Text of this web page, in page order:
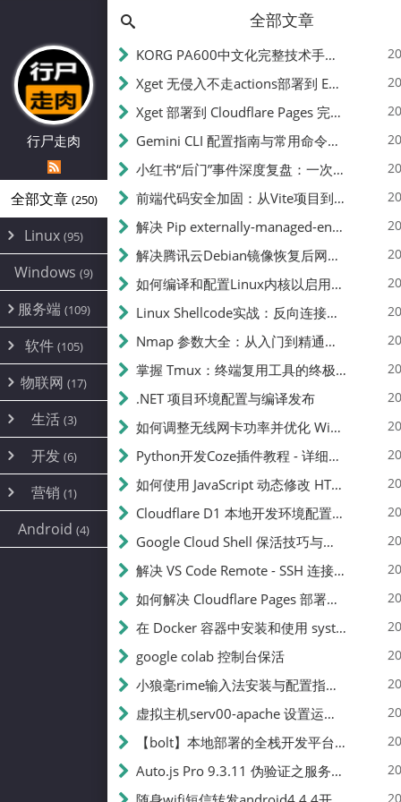
行尸走肉
全部文章 (250)
Linux (95)
Alpine
CentOS(17)
Debian(24)
ProxmoxVE
Ubuntu(7)
Windows (9)
服务端 (109)
环境配置
DD重装(3)
加速优化(34)
面板(12)
容器
游戏 (7)
饥荒(7)
云服务商(4)
WEB源码(6)
建站(5)
软件 (105)
安全(12)
办公(4)
图片 (2)
文件
系统 (35)
AI(10)
物联网 (17)
路由器
随身wifi(1)
mobile(14)
刷机
magisk
生活 (3)
线报
sim卡(1)
开发 (6)
编译
JavaScript(2)
python(2)
营销 (1)
公关(1)
SEO(1)
Android (4)
全部文章
KORG PA600中文化完整技术手册 - 从逆向到实现的全流程指南
Xget 无侵入不走actions部署到 EdgeOne Pages 指南
Xget 部署到 Cloudflare Pages 完整指南 - 无需修改源码的构建配置
Gemini CLI 配置指南与常用命令中文翻译 | API Key、MCP、代理设置
小红书“后门”事件深度复盘：一次沉默危机下的品牌、技术与流程三重考验
前端代码安全加固：从Vite项目到纯静态页面的深度混淆技术备忘
解决 Pip externally-managed-environment 错误：临时与永久绕过方案
解决腾讯云Debian镜像恢复后网络不通问题
如何编译和配置Linux内核以启用BBR2 | 内核编译教程
Linux Shellcode实战：反向连接、持久化、免杀技术详解（MSF,Cobalt Strike）- 从原理到C加载器实现
Nmap 参数大全：从入门到精通，掌握网络扫描的核心技巧
掌握 Tmux：终端复用工具的终极指南
.NET 项目环境配置与编译发布
如何调整无线网卡功率并优化 Wifite 的功率设置
Python开发Coze插件教程 - 详细步骤与注意事项
如何使用 JavaScript 动态修改 HTML 中的权限文本 | 前端开发教程
Cloudflare D1 本地开发环境配置指南 | CF Pages Local Development Guide
Google Cloud Shell 保活技巧与配额时间查看方法
解决 VS Code Remote - SSH 连接失败问题：从权限问题到成功启动
如何解决 Cloudflare Pages 部署中的 API Token 权限问题
在 Docker 容器中安装和使用 systemctl 的完整指南
google colab 控制台保活
小狼毫rime输入法安装与配置指南：从基础到高级自定义
虚拟主机serv00-apache 设置运行目录
【bolt】本地部署的全栈开发平台，支持本地及众多API，本地一键生成应用，部署教程
Auto.js Pro 9.3.11 伪验证之服务器接口 Nginx 版
📝
250
篇文章
✍️
231k
总字数
👥